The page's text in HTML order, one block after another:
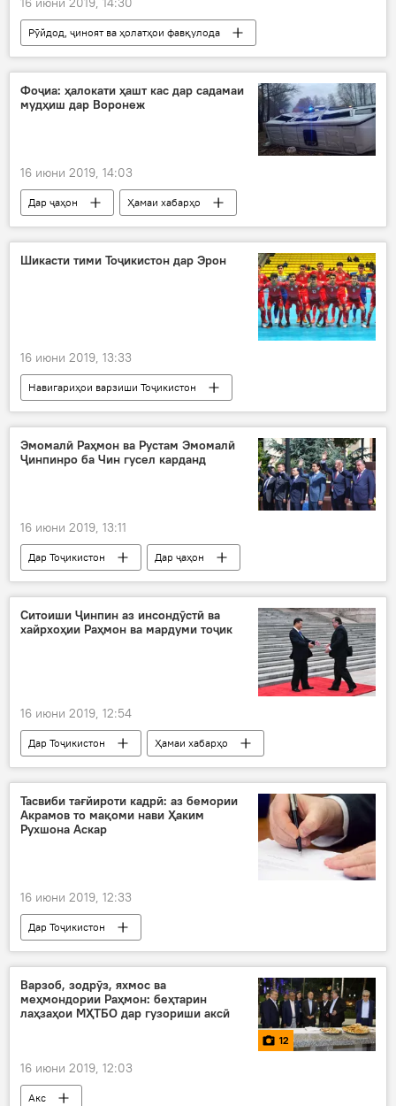
Рӯйдод, ҷиноят ва ҳолатҳои фавқулода
Фоҷиа: ҳалокати ҳашт кас дар садамаи
мудҳиш дар Воронеж
16 июни 2019, 14:03
Дар ҷаҳон
Ҳамаи хабарҳо
Рӯйдод, ҷиноят ва ҳолатҳои фавқулода
Шикасти тими Тоҷикистон дар Эрон
16 июни 2019, 13:33
Навигариҳои варзиши Тоҷикистон
Эмомалӣ Раҳмон ва Рустам Эмомалӣ
Ҷинпинро ба Чин гусел карданд
16 июни 2019, 13:11
Дар Тоҷикистон
Дар ҷаҳон
Ҳамаи хабарҳо
Сиёсат
Ситоиши Ҷинпин аз инсондӯстӣ ва
хайрхоҳии Раҳмон ва мардуми тоҷик
16 июни 2019, 12:54
Дар Тоҷикистон
Ҳамаи хабарҳо
Дар ҷаҳон
Сиёсат Фарҳанг
Тасвиби тағйироти кадрӣ: аз бемории
Акрамов то мақоми нави Ҳаким
Рухшона Аскар
16 июни 2019, 12:33
Дар Тоҷикистон
Варзоб, зодрӯз, яхмос ва
меҳмондории Раҳмон: беҳтарин
лаҳзаҳои МҲТБО дар гузориши аксӣ
12
16 июни 2019, 12:03
Акс